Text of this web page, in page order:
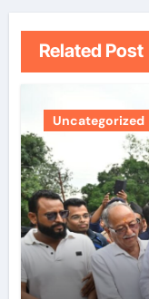
Related Post
Uncategorized